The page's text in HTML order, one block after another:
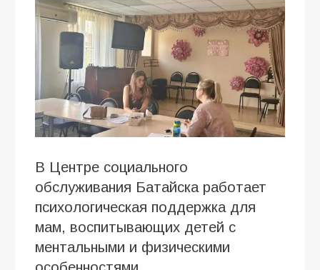
В Центре социального
обслуживания Батайска работает
психологическая поддержка для
мам, воспитывающих детей с
ментальными и физическими